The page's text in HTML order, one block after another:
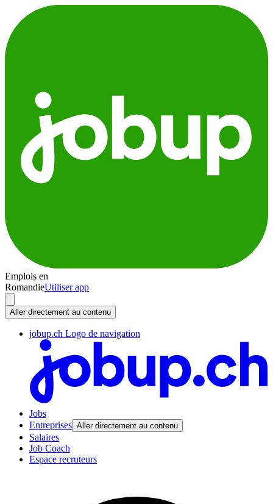
Emplois en
RomandieUtiliser app
Aller directement au contenu
jobup.ch Logo de navigation
Jobs
Entreprises Aller directement au contenu
Salaires
Job Coach
Espace recruteurs